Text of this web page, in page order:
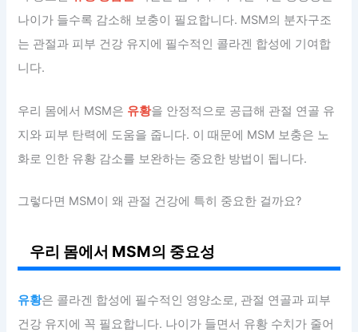
나이가 들수록 감소해 보충이 필요합니다. MSM의 분자구조
는 관절과 피부 건강 유지에 필수적인 콜라겐 합성에 기여합
니다.
우리 몸에서 MSM은 유황을 안정적으로 공급해 관절 연골 유
지와 피부 탄력에 도움을 줍니다. 이 때문에 MSM 보충은 노
화로 인한 유황 감소를 보완하는 중요한 방법이 됩니다.
그렇다면 MSM이 왜 관절 건강에 특히 중요한 걸까요?
우리 몸에서 MSM의 중요성
유황은 콜라겐 합성에 필수적인 영양소로, 관절 연골과 피부
건강 유지에 꼭 필요합니다. 나이가 들면서 유황 수치가 줄어